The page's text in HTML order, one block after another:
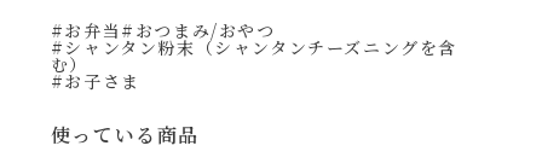
サラダ
スープ
創味のつゆ減塩
#お弁当 #おつまみ/おやつ
#シャンタン粉末（シャンタンチーズニングを含
む）
#お子さま
使っている商品